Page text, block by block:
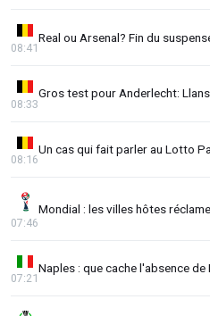
Real ou Arsenal? Fin du
08:41
Gros test pour Anderlecht:
08:33
Un cas qui fait parler au Lotto
08:16
Mondial : les villes hôtes
07:46
Naples : que cache l'absence de
07:21